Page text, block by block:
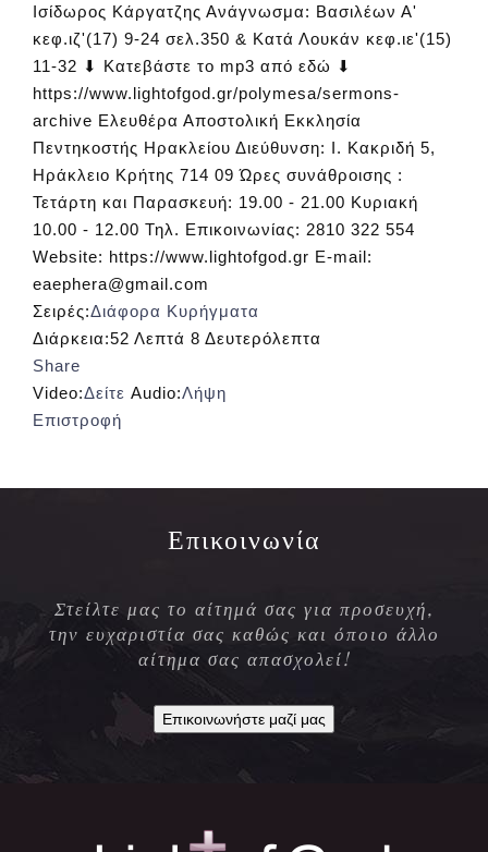
Ισίδωρος Κάργατζης Ανάγνωσμα: Βασιλέων Α'
κεφ.ιζ'(17) 9-24 σελ.350 & Κατά Λουκάν κεφ.ιε'(15)
11-32 ⬇ Κατεβάστε το mp3 από εδώ ⬇
https://www.lightofgod.gr/polymesa/sermons-
archive Ελευθέρα Αποστολική Εκκλησία
Πεντηκοστής Ηρακλείου Διεύθυνση: Ι. Κακριδή 5,
Ηράκλειο Κρήτης 714 09 Ώρες συνάθροισης :
Τετάρτη και Παρασκευή: 19.00 - 21.00 Κυριακή
10.00 - 12.00 Τηλ. Επικοινωνίας: 2810 322 554
Website: https://www.lightofgod.gr E-mail:
eaephera@gmail.com
Σειρές:Διάφορα Κυρήγματα
Διάρκεια:52 Λεπτά 8 Δευτερόλεπτα
Share
Video:Δείτε Audio:Λήψη
Επιστροφή
Επικοινωνία
Στείλτε μας το αίτημά σας για προσευχή,
την ευχαριστία σας καθώς και όποιο άλλο
αίτημα σας απασχολεί!
Επικοινωνήστε μαζί μας